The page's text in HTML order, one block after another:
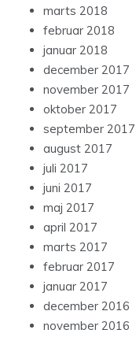
marts 2018
februar 2018
januar 2018
december 2017
november 2017
oktober 2017
september 2017
august 2017
juli 2017
juni 2017
maj 2017
april 2017
marts 2017
februar 2017
januar 2017
december 2016
november 2016